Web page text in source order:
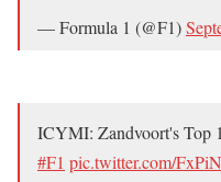
— Formula 1 (@F1)
ICYMI: Zandvoort's Top
#F1 pic.twitter.com/